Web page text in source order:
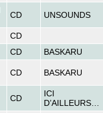
CD UNSOUNDS
CD
CD BASKARU
CD BASKARU
CD
ICI
D’AILLEURS…